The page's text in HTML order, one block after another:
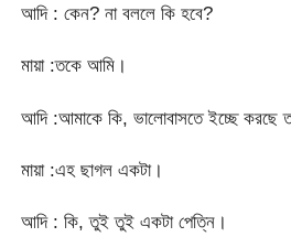
আদি : কেন? না বললে কি হবে?
মায়া :তকে আমি।
আদি :আমাকে কি, ভালোবাসতে ইচ্ছে করছে
মায়া :এহ ছাগল একটা।
আদি : কি, তুই তুই একটা পেত্নি।